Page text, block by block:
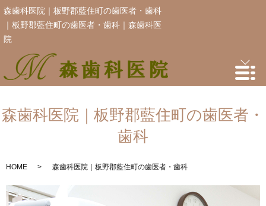
森歯科医院｜板野郡藍住町の歯医者・歯科
｜板野郡藍住町の歯医者・歯科｜森歯科医
院
森歯科医院｜板野郡藍住町の歯医者・
歯科
HOME 森歯科医院｜板野郡藍住町の歯医者・歯科